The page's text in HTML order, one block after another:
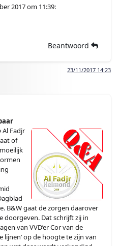
2017 om 11:39:
Beantwoord
23/11/2017 14:23
Fadjr
of
B&W gaat de zorgen daarover
doorgeven. Dat schrijft zij in
van VVD’er Cor van de
lijnen’ op de hoogte te zijn van